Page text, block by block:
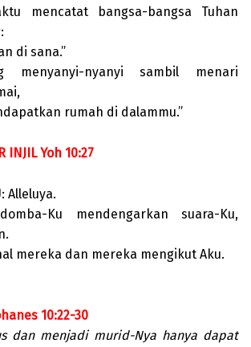
mencatat bangsa-bangsa Tuhan
di sana.”
menyanyi-nyanyi sambil menari
rumah di dalammu.”
INJIL Yoh 10:27
Alleluya.
Ku mendengarkan suara-Ku,
mereka dan mereka mengikut Aku.
10:22-30
dan menjadi murid-Nya hanya dapat